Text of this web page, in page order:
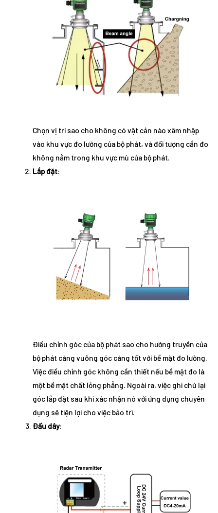
Chọn vị trí sao cho không có vật cản nào xâm nhập
vào khu vực đo lường của bộ phát, và đối tượng cần đo
không nằm trong khu vực mù của bộ phát.
Lắp đặt:
Điều chỉnh góc của bộ phát sao cho hướng truyền của
bộ phát càng vuông góc càng tốt với bề mặt đo lường.
Việc điều chỉnh góc không cần thiết nếu bề mặt đo là
một bề mặt chất lỏng phẳng. Ngoài ra, việc ghi chú lại
góc lắp đặt sau khi xác nhận nó với ứng dụng chuyên
dụng sẽ tiện lợi cho việc bảo trì.
Đấu dây: